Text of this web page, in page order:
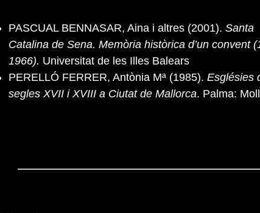
PASCUAL BENNASAR, Aina i altres (2001). Santa
Catalina de Sena. Memòria històrica d’un convent
1966). Universitat de les Illes Balears
PERELLÓ FERRER, Antònia Mª (1985). Esglésies
segles XVII i XVIII a Ciutat de Mallorca. Palma: Moll